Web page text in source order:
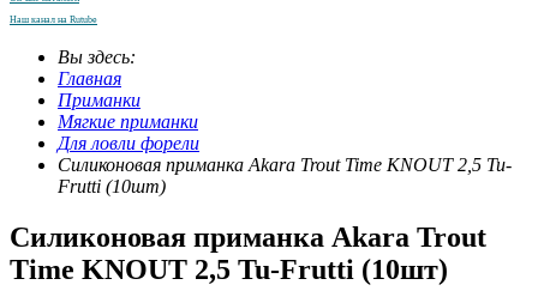
Наш канал на Rutube
Вы здесь:
Главная
Приманки
Мягкие приманки
Для ловли форели
Силиконовая приманка Akara Trout Time KNOUT 2,5 Tu-
Frutti (10шт)
Силиконовая приманка Akara Trout
Time KNOUT 2,5 Tu-Frutti (10шт)